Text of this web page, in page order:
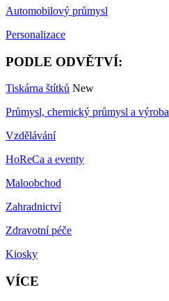
Automobilový průmysl
Personalizace
PODLE ODVĚTVÍ:
Tiskárna štítků New
Průmysl, chemický průmysl a výroba
Vzdělávání
HoReCa a eventy
Maloobchod
Zahradnictví
Zdravotní péče
Kiosky
VÍCE